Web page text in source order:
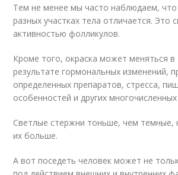
Тем не менее мы часто наблюдаем, что
разных участках тела отличается. Это
активностью фолликулов.
Кроме того, окраска может меняться в
результате гормональных изменений,
определенных препаратов, стресса,
особенностей и других
Светлые стержни тоньше, чем темные,
их больше.
А вот поседеть человек может не